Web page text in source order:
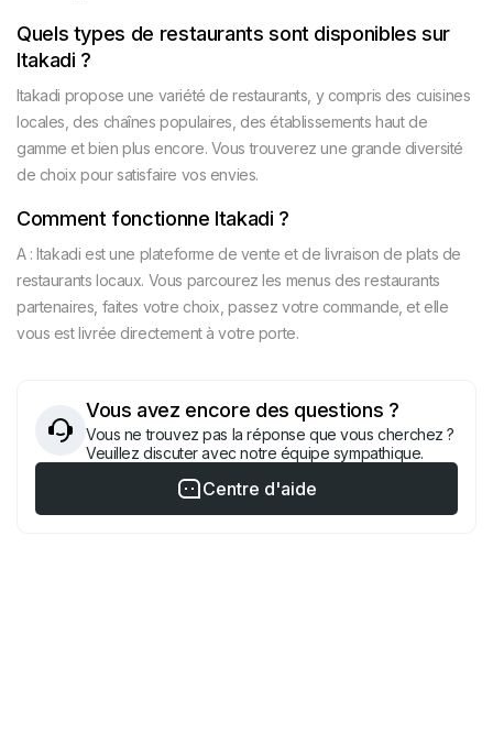
Quels types de restaurants sont disponibles sur
Itakadi ?
Itakadi propose une variété de restaurants, y compris des cuisines
locales, des chaînes populaires, des établissements haut de
gamme et bien plus encore. Vous trouverez une grande diversité
de choix pour satisfaire vos envies.
Comment fonctionne Itakadi ?
A : Itakadi est une plateforme de vente et de livraison de plats de
restaurants locaux. Vous parcourez les menus des restaurants
partenaires, faites votre choix, passez votre commande, et elle
vous est livrée directement à votre porte.
Vous avez encore des questions ?
Vous ne trouvez pas la réponse que vous cherchez ?
Veuillez discuter avec notre équipe sympathique.
Centre d'aide